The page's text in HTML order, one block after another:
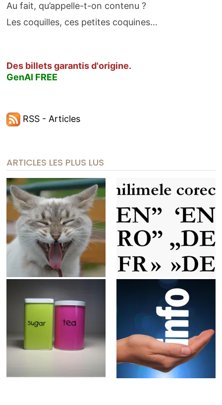
Au fait, qu’appelle-t-on contenu ?
Les coquilles, ces petites coquines…
Des billets garantis d'origine.
GenAI FREE
RSS - Articles
ARTICLES LES PLUS LUS